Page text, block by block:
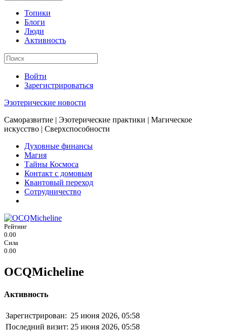
Топики
Блоги
Люди
Активность
Войти
Зарегистрироваться
Эзотерические новости
Саморазвитие | Эзотерические практики | Магическое
искусство | Сверхспособности
Духовные финансы
Магия
Тайны Космоса
Контакт с домовым
Квантовый переход
Сотрудничество
Рейтинг
0.00
Сила
0.00
OCQMicheline
Активность
Зарегистрирован: 25 июня 2026, 05:58
Последний визит: 25 июня 2026, 05:58